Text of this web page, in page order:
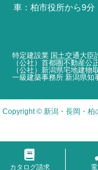
カタログ請求
車：柏市役所から9分
特定建設業 国土交通大
（公社）首都圏不動産公
（公社）新潟県宅地建
一級建築事務所 新潟県知
Copyright © 新潟・長岡・柏